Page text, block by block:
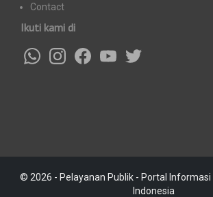
Contact
Ikuti kami di
© 2026 - Pelayanan Publik - Portal Informasi
Indonesia